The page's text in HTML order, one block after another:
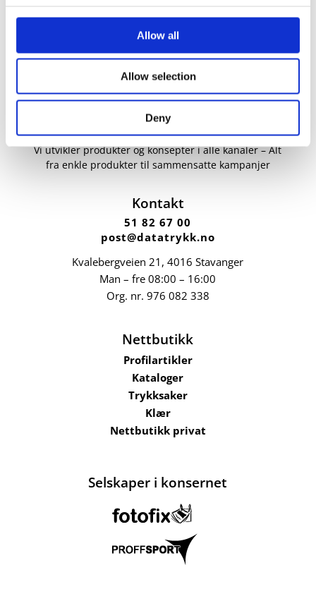
Allow all
Allow selection
Deny
Vi utvikler produkter og konsepter i alle kanaler – Alt
fra enkle produkter til sammensatte kampanjer
Kontakt
51 82 67 00
post@datatrykk.no
Kvalebergveien 21 , 4016 Stavanger
Man – fre 08:00 – 16:00
Org. nr. 976 082 338
Nettbutikk
Profilartikler
Kataloger
Trykksaker
Klær
Nettbutikk privat
Selskaper i konsernet